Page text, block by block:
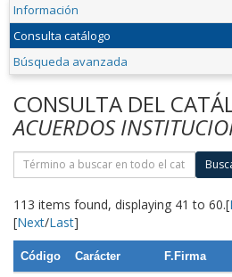
Información
Consulta catálogo
Búsqueda avanzada
CONSULTA DEL
ACUERDOS
113 items found, displaying 41 to 60.[
[Next/Last]
Código Carácter F.Firma